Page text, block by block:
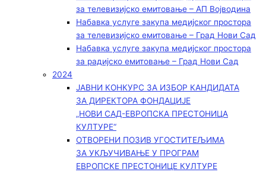
за телевизијско емитовање – АП Војводинa
Набавка услуге закупа медијског простора
за телевизијско емитовање – Град Нови Сад
Набавка услуге закупа медијског простора
за радијско емитовање – Град Нови Сад
2024
ЈАВНИ КОНКУРС ЗА ИЗБОР КАНДИДАТА
ЗА ДИРЕКТОРА ФОНДАЦИЈЕ
„НОВИ САД-ЕВРОПСКА ПРЕСТОНИЦА
КУЛТУРЕ“
ОТВОРЕНИ ПОЗИВ УГОСТИТЕЉИМА
ЗА УКЉУЧИВАЊЕ У ПРОГРАМ
ЕВРОПСКЕ ПРЕСТОНИЦЕ КУЛТУРЕ